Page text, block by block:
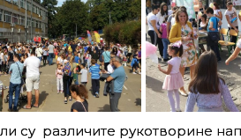
су различите рукотворине